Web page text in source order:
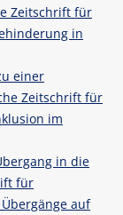
Zeitschrift für
in
einer
Zeitschrift für
im
in die
für
auf